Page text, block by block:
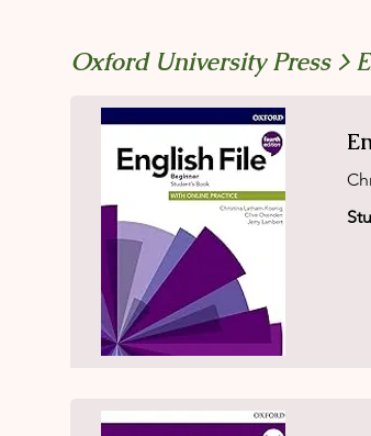
Oxford University Press >